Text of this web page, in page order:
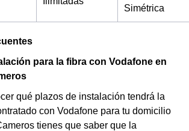
Simétrica
para la fibra con Vodafone en
qué plazos de instalación tendrá la
con Vodafone para tu domicilio
tienes que saber que la